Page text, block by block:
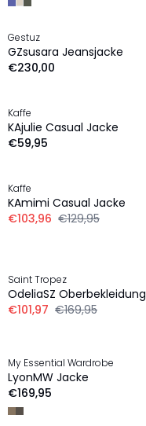
NEU
Gestuz
GZsusara Jeansjacke
€230,00
NEU
Kaffe
KAjulie Casual Jacke
€59,95
Kaffe
KAmimi Casual Jacke
€103,96 €129,95
Saint Tropez
OdeliaSZ Oberbekleidung
€101,97 €169,95
My Essential Wardrobe
LyonMW Jacke
€169,95